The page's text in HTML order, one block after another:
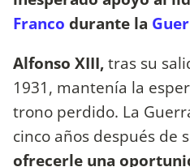
Franco durante la
Alfonso XIII,tras su
1931, mantenía la
trono perdido. La
cinco años después de
ofrecerle una